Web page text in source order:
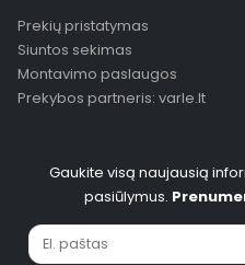
Prekių pristatymas
Siuntos sekimas
Montavimo paslaugos
Prekybos partneris: varle.lt
Gaukite visą naujausią
pasiūlymus.